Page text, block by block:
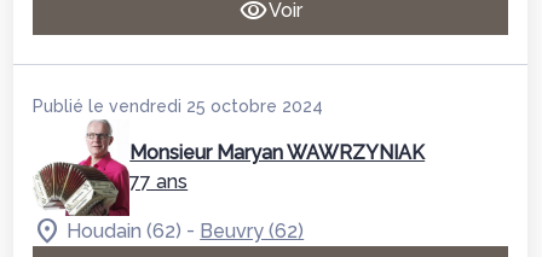
Voir
Publié le vendredi 25 octobre 2024
Monsieur Maryan WAWRZYNIAK
77 ans
Houdain (62) - Beuvry (62)